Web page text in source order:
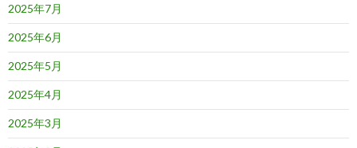
2025年7月
2025年6月
2025年5月
2025年4月
2025年3月